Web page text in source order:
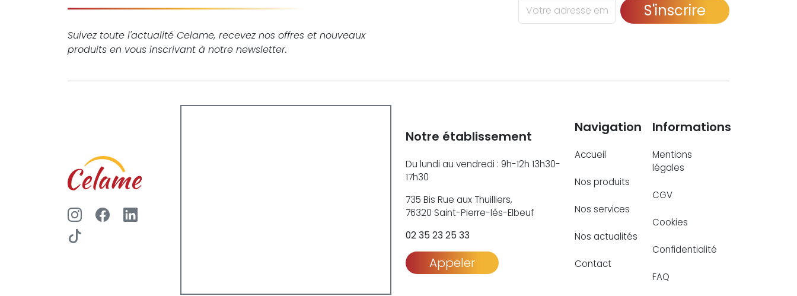
Suivez toute l'actualité Celame, recevez nos offres et nouveaux
produits en vous inscrivant à notre newsletter.
S'inscrire
Notre établissement
Du lundi au vendredi : 9h-12h 13h30-
17h30
735 Bis Rue aux Thuilliers,
76320 Saint-Pierre-lès-Elbeuf
02 35 23 25 33
Appeler
Navigation
Accueil
Nos produits
Nos services
Nos actualités
Contact
Informations
Mentions
légales
CGV
Cookies
Confidentialité
FAQ